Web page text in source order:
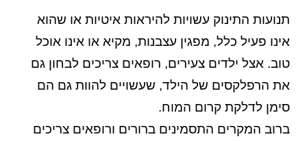
תנועות התינוק עשויות להיראות איטיות או שהוא
אינו פעיל כלל, מפגין עצבנות, מקיא או אינו אוכל
טוב. אצל ילדים צעירים, רופאים צריכים לבחון גם
את הרפלקסים של הילד, שעשויים להוות גם הם
סימן לדלקת קרום המוח.
ברוב המקרים התסמינים ברורים ורופאים צריכים